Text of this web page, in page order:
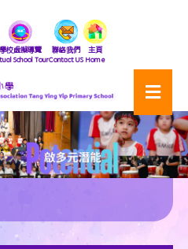
學校虛擬導覽
School Tour
聯絡我們
Contact US
主頁
Home